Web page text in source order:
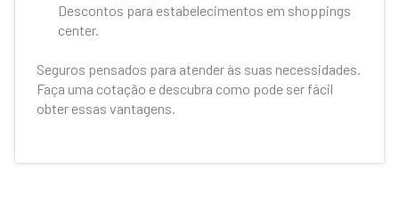
Descontos para estabelecimentos em shoppings
center.
Seguros pensados para atender às suas necessidades.
Faça uma cotação e descubra como pode ser fácil
obter essas vantagens.